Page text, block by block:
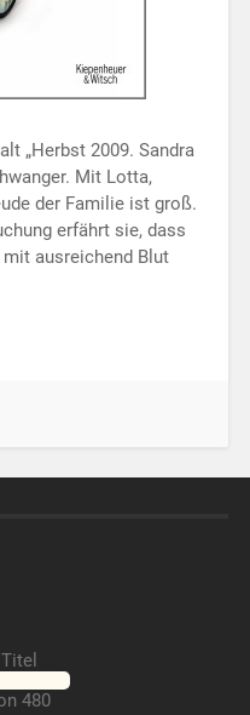
„Herbst 2009. Sandra
Mit Lotta,
der Familie ist groß.
erfährt sie, dass
ausreichend Blut
480